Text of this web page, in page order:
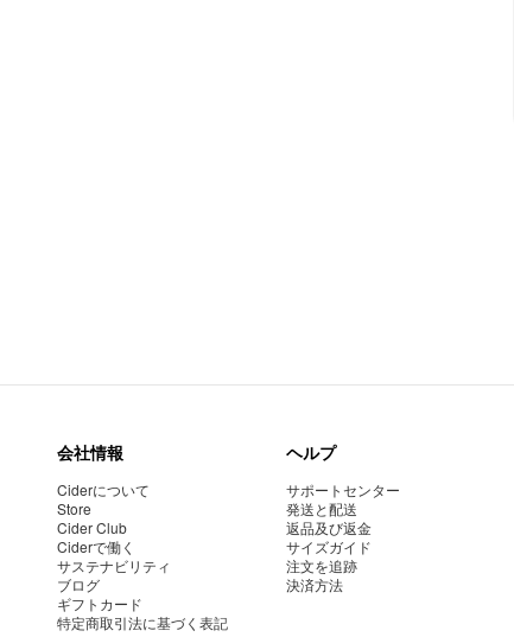
会社情報
Ciderについて
Store
Cider Club
Ciderで働く
サステナビリティ
ブログ
ギフトカード
特定商取引法に基づく表記
ヘルプ
サポートセンター
発送と配送
返品及び返金
サイズガイド
注文を追跡
決済方法